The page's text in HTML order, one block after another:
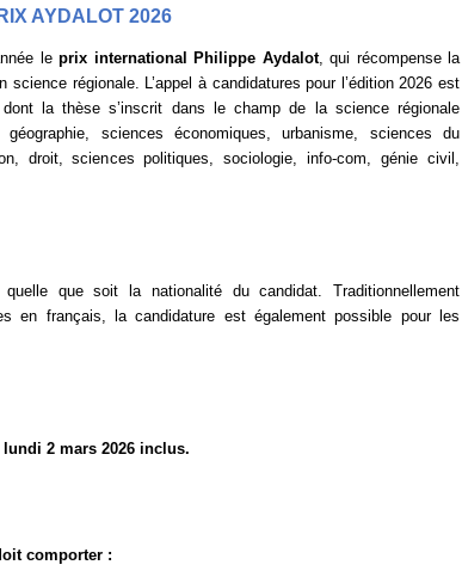
AYDALOT 2026
leprix international Philippe Aydalot, qui récompense la
science régionale. L’appel à candidatures pour l’édition 2026 est
la thèse s’inscrit dans le champ de la science régionale
géographie, sciences économiques, urbanisme, sciences du
droit, sciences politiques, sociologie, info-com, génie civil,
quelle que soit la nationalité du candidat. Traditionnellement
en français, la candidature est également possible pour les
2 mars 2026 inclus.
comporter :